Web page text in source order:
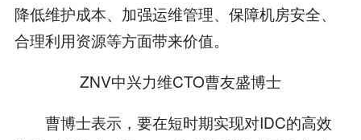
降低维护成本、加强运维管理、保障机房安全、
合理利用资源等方面带来价值。
ZNV中兴力维CTO曹友盛博士
曹博士表示，要在短时期实现对IDC的高效